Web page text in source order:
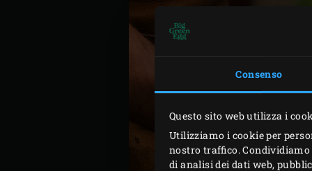
Consenso
Questo sito web utilizza i
Utilizziamo i cookie per
nostro traffico.
di analisi dei dati web,